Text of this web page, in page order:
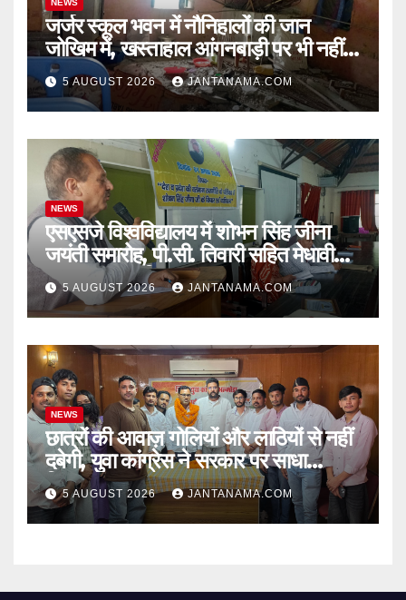
NEWS
जर्जर स्कूल भवन में नौनिहालों की जान
जोखिम में, खस्ताहाल आंगनबाड़ी पर भी नहीं
जागा प्रशासन
5 AUGUST 2026 JANTANAMA.COM
NEWS
एसएसजे विश्वविद्यालय में शोभन सिंह जीना
जयंती समारोह, पी.सी. तिवारी सहित मेधावी
छात्र हुए सम्मानित
5 AUGUST 2026 JANTANAMA.COM
NEWS
छात्रों की आवाज़ गोलियों और लाठियों से नहीं
दबेगी, युवा कांग्रेस ने सरकार पर साधा
निशाना
5 AUGUST 2026 JANTANAMA.COM